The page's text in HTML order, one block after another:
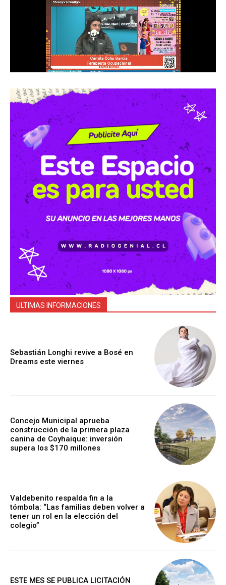
ULTIMAS INFORMACIONES
Sebastián Longhi revive a Bosé en
Dreams este viernes
Concejo Municipal aprueba
construcción de la primera plaza
canina de Coyhaique: inversión
supera los $170 millones
Valdebenito respalda fin a la
tómbola: “Las familias deben volver a
tener un rol en la elección del
colegio”
ESTE MES SE PUBLICA LICITACIÓN